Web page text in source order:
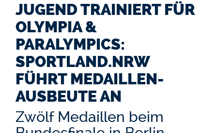
JUGEND TRAINIERT FÜR
OLYMPIA &
PARALYMPICS:
SPORTLAND.NRW
FÜHRT MEDAILLEN-
AUSBEUTE AN
Zwölf Medaillen beim